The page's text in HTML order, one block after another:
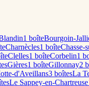
1 boîteBourgoin-
Charnècles1 boîteChasse-
Clelles1 boîteCorbelin1
sGières1 boîteGillonnay2
d'Aveillans3 boîtesLa
sLe Sappey-en-Chartreuse